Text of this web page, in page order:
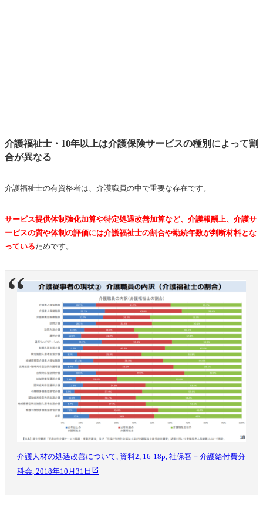
介護福祉士・10年以上は介護保険サービスの種別によって割
合が異なる
介護福祉士の有資格者は、介護職員の中で重要な存在です。
サービス提供体制強化加算や特定処遇改善加算など、介護報酬上、介護サ
ービスの質や体制の評価には介護福祉士の割合や勤続年数が判断材料とな
っているためです。
介護人材の処遇改善について, 資料2, 16-18p, 社保審－介護給付費分
科会, 2018年10月31日